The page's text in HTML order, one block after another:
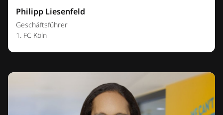
Philipp Liesenfeld
Geschäftsführer
1. FC Köln